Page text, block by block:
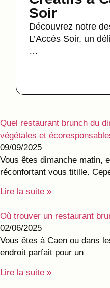
Soir
Découvrez notre
L’Accès Soir, un
…
Quel restaurant brunch du
végétales et
09/09/2025
Vous êtes dimanche matin,
réconfortant vous titille.
Lire la suite »
Où trouver un restaurant
02/06/2025
Vous êtes à Caen ou dans
endroit parfait pour un
Lire la suite »